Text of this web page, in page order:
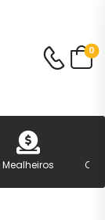
0
Mealheiros